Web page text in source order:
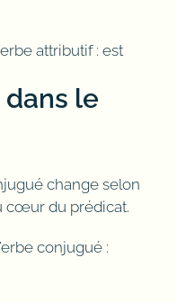
attributif : est
le
change selon
cœur du prédicat.
conjugué :